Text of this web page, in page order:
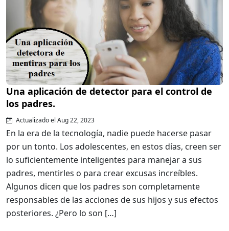
Una aplicación de detector para el control de
los padres.
Actualizado el Aug 22, 2023
En la era de la tecnología, nadie puede hacerse pasar
por un tonto. Los adolescentes, en estos días, creen ser
lo suficientemente inteligentes para manejar a sus
padres, mentirles o para crear excusas increíbles.
Algunos dicen que los padres son completamente
responsables de las acciones de sus hijos y sus efectos
posteriores. ¿Pero lo son […]